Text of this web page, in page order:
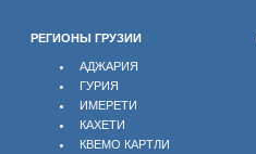
РЕГИОНЫ ГРУЗИИ
АДЖАРИЯ
ГУРИЯ
ИМЕРЕТИ
КАХЕТИ
КВЕМО КАРТЛИ